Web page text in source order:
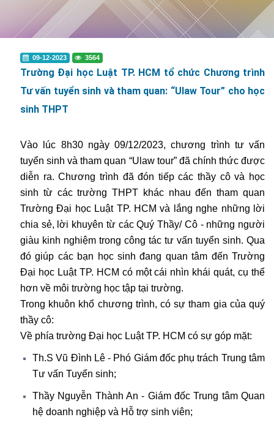
09-12-2023 3564
Trường Đại học Luật TP. HCM tổ chức Chương trình
Tư vấn tuyển sinh và tham quan: “Ulaw Tour” cho học
sinh THPT
Vào lúc 8h30 ngày 09/12/2023, chương trình tư vấn
tuyển sinh và tham quan “Ulaw tour” đã chính thức được
diễn ra. Chương trình đã đón tiếp các thầy cô và học
sinh từ các trường THPT khác nhau đến tham quan
Trường Đại học Luật TP. HCM và lắng nghe những lời
chia sẻ, lời khuyên từ các Quý Thầy/ Cô - những người
giàu kinh nghiệm trong công tác tư vấn tuyển sinh. Qua
đó giúp các bạn học sinh đang quan tâm đến Trường
Đại học Luật TP. HCM có một cái nhìn khái quát, cụ thể
hơn về môi trường học tập tại trường.
Trong khuôn khổ chương trình, có sự tham gia của quý
thầy cô:
Về phía trường Đại học Luật TP. HCM có sự góp mặt:
Th.S Vũ Đình Lê - Phó Giám đốc phụ trách Trung tâm
Tư vấn Tuyển sinh;
Thầy Nguyễn Thành An - Giám đốc Trung tâm Quan
hệ doanh nghiệp và Hỗ trợ sinh viên;